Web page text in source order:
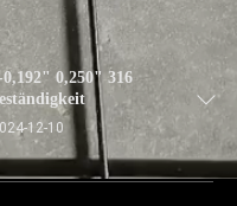
0,192" 0,250" 316
12-10